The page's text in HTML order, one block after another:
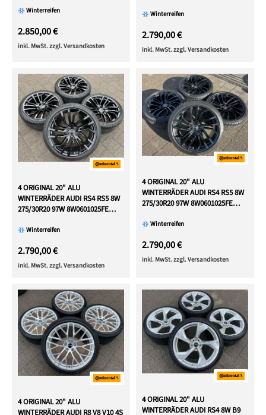
Winterreifen
2.850,00 €
inkl. MwSt. zzgl. Versandkosten
Winterreifen
2.790,00 €
inkl. MwSt. zzgl. Versandkosten
4 ORIGINAL 20" ALU
WINTERRÄDER AUDI RS4 RS5 8W
275/30R20 97W 8W0601025FE
Winterreifen
2.790,00 €
inkl. MwSt. zzgl. Versandkosten
4 ORIGINAL 20" ALU
WINTERRÄDER AUDI RS4 RS5 8W
275/30R20 97W 8W0601025FE
Winterreifen
2.790,00 €
inkl. MwSt. zzgl. Versandkosten
4 ORIGINAL 20" ALU
WINTERRÄDER AUDI R8 V8 V10 4S
4 ORIGINAL 20" ALU
WINTERRÄDER AUDI RS4 8W B9